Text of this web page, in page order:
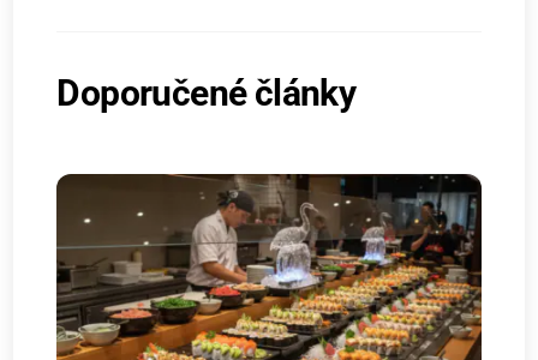
Doporučené články